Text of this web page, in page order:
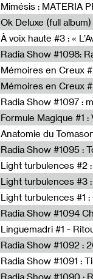
Mimésis : MATERIA
Ok Deluxe (full
À voix haute #3 : «
Mémoires en Creux
Mémoires en Creux
Radia Show #1097 :
Formule Magique #1
Anatomie du
Radia Show #1095 :
Light turbulences #3
Linguemadri #1 -
Radia Show #1092 :
Radia Show #1091 :